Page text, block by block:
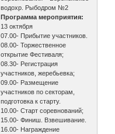
водохр. Рыбодром №2
Программа мероприятия:
13 октября
07.00- Прибытие участников.
08.00- Торжественное
открытие Фестиваля;
08.30- Регистрация
участников, жеребьевка;
09.00- Размещение
участников по секторам,
подготовка к старту.
10.00- Старт соревнований;
15.00- Финиш. Взвешивание.
16.00- Награждение